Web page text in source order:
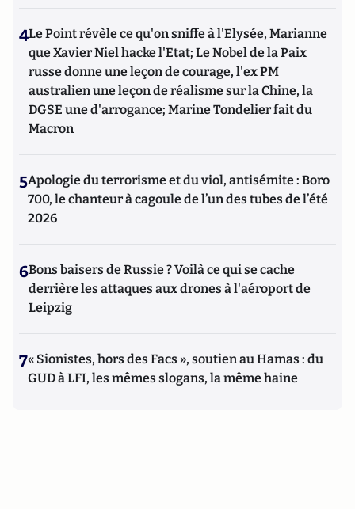
4Le Point révèle ce qu'on sniffe à l'Elysée, Marianne
que Xavier Niel hacke l'Etat; Le Nobel de la Paix
russe donne une leçon de courage, l'ex PM
australien une leçon de réalisme sur la Chine, la
DGSE une d'arrogance; Marine Tondelier fait du
Macron
5Apologie du terrorisme et du viol, antisémite : Boro
700, le chanteur à cagoule de l’un des tubes de l’été
2026
6Bons baisers de Russie ? Voilà ce qui se cache
derrière les attaques aux drones à l'aéroport de
Leipzig
7« Sionistes, hors des Facs », soutien au Hamas : du
GUD à LFI, les mêmes slogans, la même haine